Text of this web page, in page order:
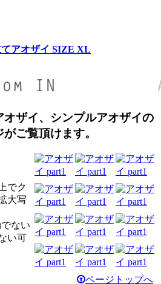
アオザイ SIZE XL
オザイ、シンプルアオザイの
ご覧頂けます。
でク
大写
ない
い可
ページトップへ